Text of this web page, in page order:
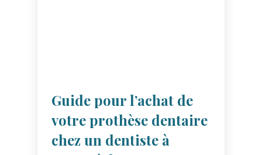
Guide pour l’achat de
votre prothèse dentaire
chez un dentiste à